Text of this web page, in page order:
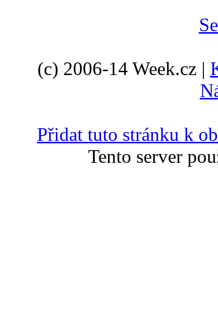
(c) 2006-14 Week.cz |
Přidat tuto stránku k
Tento server